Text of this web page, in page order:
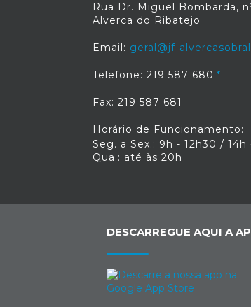
Rua Dr. Miguel Bombarda,
Alverca do Ribatejo
Email: geral@jf-
Telefone: 219 587 680
Fax: 219 587 681
Horário de Funcionamento:
Seg. a Sex.: 9h - 12h30 / 14h
Qua.: até às 20h
DESCARREGUE AQUI A